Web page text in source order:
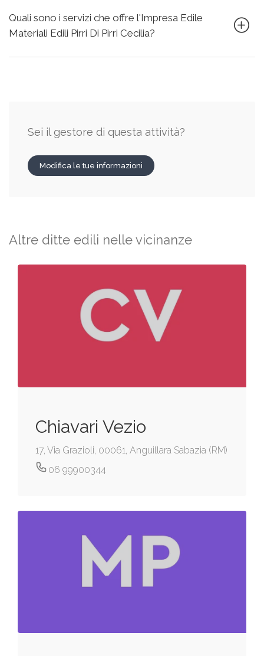
Quali sono i servizi che offre l'Impresa Edile
Materiali Edili Pirri Di Pirri Cecilia?
Sei il gestore di questa attività?
Modifica le tue informazioni
Altre ditte edili nelle vicinanze
Chiavari Vezio
17, Via Grazioli, 00061, Anguillara Sabazia (RM)
06 99900344